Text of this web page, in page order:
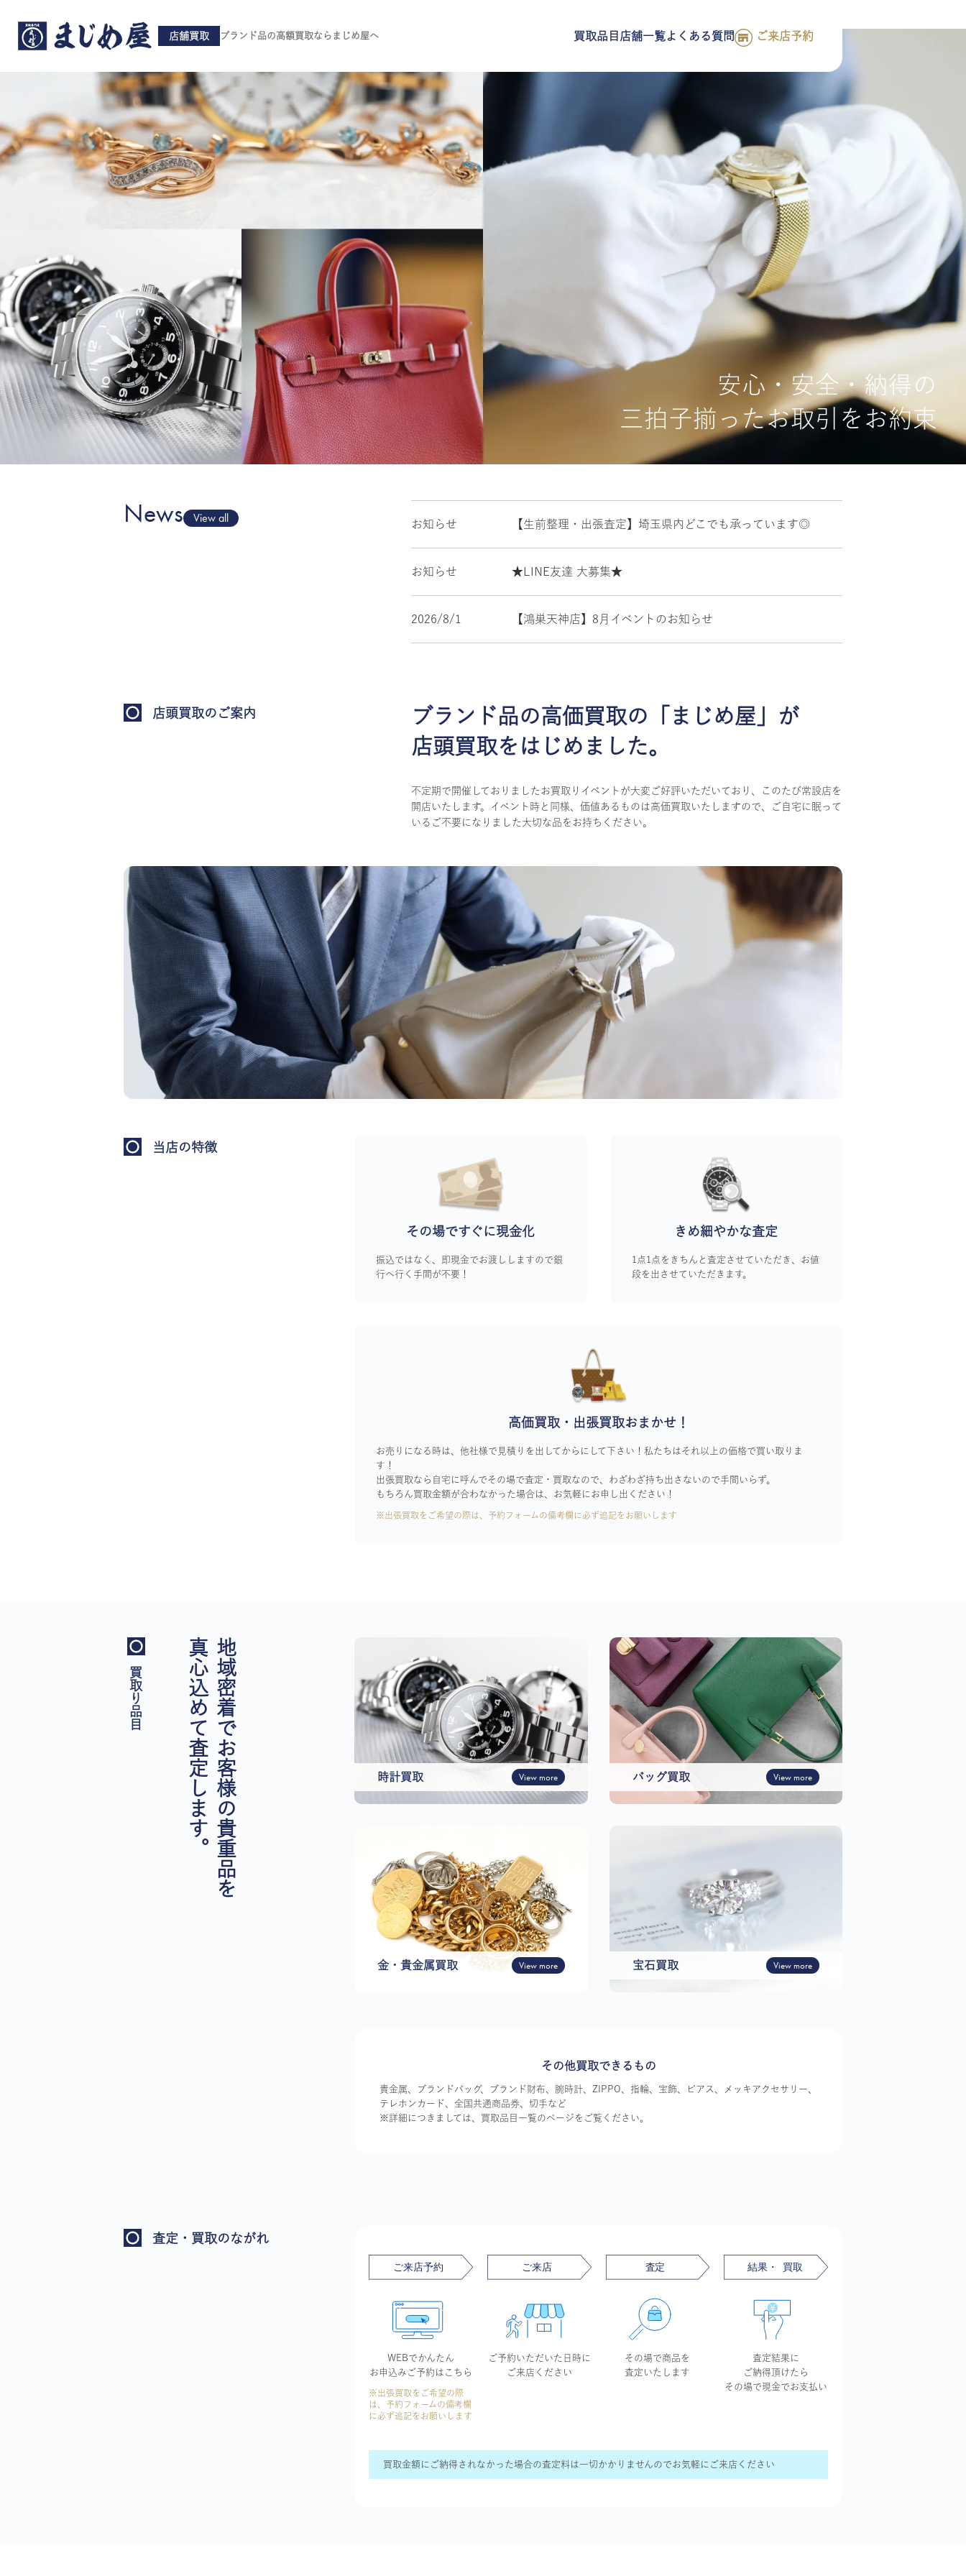
店舗買取 ブランド品の高額買取ならまじめ屋へ 買取品目 店舗一覧よくある質問 ご来店予約
買取品目
店舗一覧
安心・安全・納得の
三拍子揃ったお取引をお約束
News View all お知らせ 【生前整理・出張査定】埼玉県内どこでも承っています◎
お知らせ ★LINE友達 大募集★
2026/8/1 【鴻巣天神店】8月イベントのお知らせ
店頭買取のご案内 ブランド品の高価買取の 「まじめ屋」が
店頭買取をはじめました。
不定期で開催しておりましたお買取りイベントが大変ご好評いただいており、このたび常設店を
開店いたします。イベント時と同様、価値あるものは高価買取いたしますので、ご自宅に眠って
いるご不要になりました大切な品をお持ちください。
当店の特徴
その場ですぐに現金化
振込ではなく、即現金でお渡ししますので銀
行へ行く手間が不要！
きめ細やかな査定
1点1点をきちんと査定させていただき、お値
段を出させていただきます。
高価買取・出張買取おまかせ！
お売りになる時は、他社様で見積りを出してからにして下さい！私たちはそれ以上の価格で買い取りま
す！
出張買取なら自宅に呼んでその場で査定・買取なので、わざわざ持ち出さないので手間いらず。
もちろん買取金額が合わなかった場合は、お気軽にお申し出ください！
※出張買取をご希望の際は、予約フォームの備考欄に必ず追記をお願いします
買取り品目 地域密着でお客様の貴重品を
真心込めて査定します。 時計買取 View more バッグ買取 View more
金・貴金属買取 View more 宝石買取 View more
その他買取できるもの
貴金属、ブランドバッグ、ブランド財布、腕時計、ZIPPO、指輪、宝飾、ピアス、メッキアクセサリー、
テレホンカード、全国共通商品券、切手など
※詳細につきましては、買取品目一覧のページをご覧ください。
査定・買取のながれ
WEBでかんたん
お申込み ご予約はこちら
※出張買取をご希望の際
は、予約フォームの備考欄
に必ず追記をお願いします
ご予約いただいた 日時に
ご来店ください
その場で商品を
査定いたします
査定結果に
ご納得頂けたら
その場で現金でお支払い
買取金額にご納得されなかった場合の査定料は一切かかりませんのでお気軽にご来店ください